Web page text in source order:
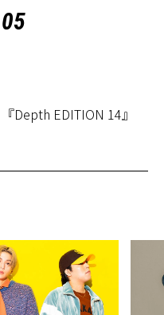
05
『Depth EDITION 14』